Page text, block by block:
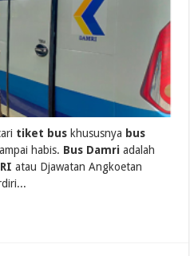
tiket bus khususnya bus
habis. Bus Damri adalah
atau Djawatan Angkoetan